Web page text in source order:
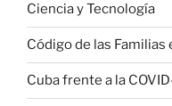
Ciencia y Tecnología
Código de las Familias
Cuba frente a la